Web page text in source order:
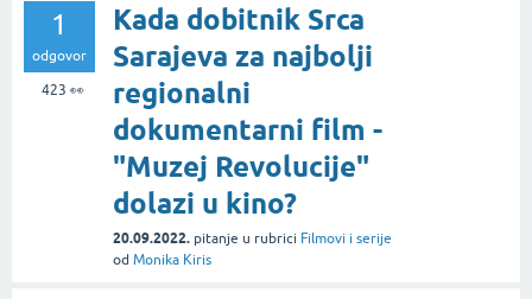
1
odgovor
423 👀
Kada dobitnik Srca
Sarajeva za najbolji
regionalni
dokumentarni film -
"Muzej Revolucije"
dolazi u kino?
20.09.2022. pitanje u rubrici Filmovi i serije
od Monika Kiris